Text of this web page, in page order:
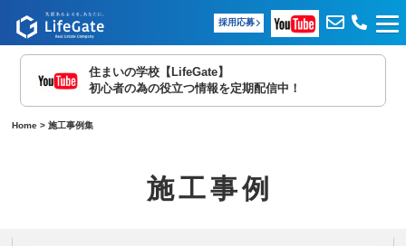
採用応募
住まいの学校【LifeGate】
初心者の為の役立つ情報を定期配信中！
Home >施工事例集
施工事例